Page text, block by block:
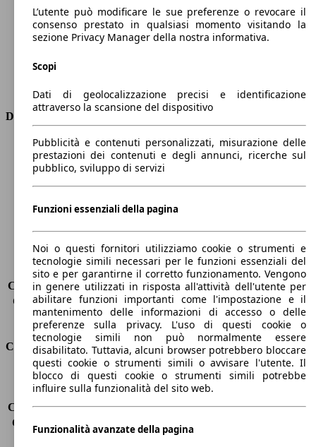
Coppia
170 nm
Cilindrata
998 ccm
Carburante
Benzina
Trasmissione
Dimensioni
Lunghezza
4520 mm
Altezza
1640 mm
Larghezza
Peso massimo
2150 kg
Sedili
7
Carico sul tetto
-
Capacità di traino (senza freni) -
Capacità di traino (con freni)
900 kg
Volume del bagagliaio
65 - 1867 l
Consumi
Emissioni di CO2*
119 g/km (komb.)
Consumo (urbano)
6.4 l/100km
Consumo (extra-urbano) 4.6 l/100km
Consumo (combinato)*
5.2 l/100km
L’utente può modificare le sue preferenze o revocare il
consenso prestato in qualsiasi momento visitando la
sezione Privacy Manager della nostra informativa.
Scopi
Dati di geolocalizzazione precisi e identificazione
attraverso la scansione del dispositivo
Pubblicità e contenuti personalizzati, misurazione delle
prestazioni dei contenuti e degli annunci, ricerche sul
pubblico, sviluppo di servizi
Funzioni essenziali della pagina
Noi o questi fornitori utilizziamo cookie o strumenti e
tecnologie simili necessari per le funzioni essenziali del
sito e per garantirne il corretto funzionamento. Vengono
in genere utilizzati in risposta all'attività dell'utente per
abilitare funzioni importanti come l'impostazione e il
mantenimento delle informazioni di accesso o delle
preferenze sulla privacy. L'uso di questi cookie o
tecnologie simili non può normalmente essere
disabilitato. Tuttavia, alcuni browser potrebbero bloccare
questi cookie o strumenti simili o avvisare l'utente. Il
blocco di questi cookie o strumenti simili potrebbe
influire sulla funzionalità del sito web.
Funzionalità avanzate della pagina